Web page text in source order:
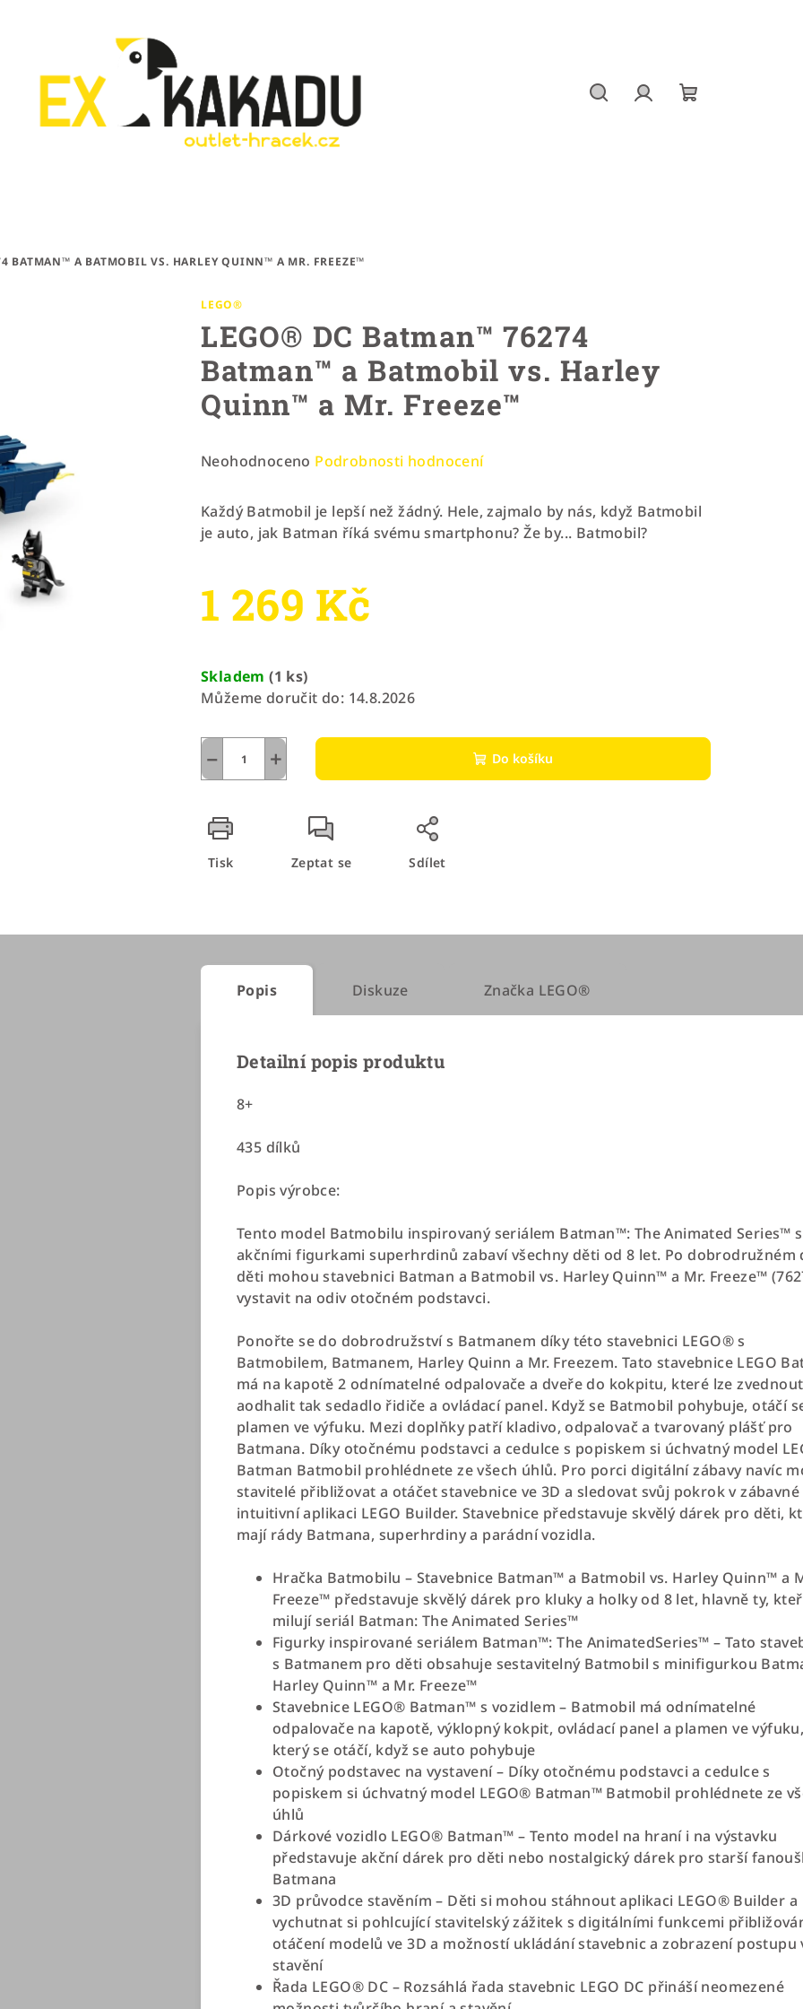
BATMAN™ A BATMOBIL VS. HARLEY QUINN™ A MR. FREEZE™
LEGO®
LEGO® DC Batman™ 76274
Batman™ a Batmobil vs. Harley
Quinn™ a Mr. Freeze™
Průměrné
produktu
je
0,0
5
hvězdiček.
Neohodnoceno Podrobnosti hodnocení
Každý Batmobil je lepší než žádný. Hele, zajmalo by nás, když Batmobil
je auto, jak Batman říká svému smartphonu? Že by... Batmobil?
1 269 Kč
cena:
Skladem(1 ks)
Můžeme doručit do: 14.8.2026
+
− Do košíku
Tisk Zeptat se Sdílet
Popis Diskuze Značka LEGO®
Detailní popis produktu
8+
435 dílků
Popis výrobce:
Tento model Batmobilu inspirovaný seriálem Batman™: The Animated Series™ s
akčními figurkami superhrdinů zabaví všechny děti od 8 let. Po dobrodružném
děti mohou stavebnici Batman a Batmobil vs. Harley Quinn™ a Mr. Freeze™
vystavit na odiv otočném podstavci.
Ponořte se do dobrodružství s Batmanem díky této stavebnici LEGO® s
Batmobilem, Batmanem, Harley Quinn a Mr. Freezem. Tato stavebnice LEGO
má na kapotě 2 odnímatelné odpalovače a dveře do kokpitu, které lze zvednout
aodhalit tak sedadlo řidiče a ovládací panel. Když se Batmobil pohybuje, otáčí
plamen ve výfuku. Mezi doplňky patří kladivo, odpalovač a tvarovaný plášť pro
Batmana. Díky otočnému podstavci a cedulce s popiskem si úchvatný model
Batman Batmobil prohlédnete ze všech úhlů. Pro porci digitální zábavy navíc
stavitelé přibližovat a otáčet stavebnice ve 3D a sledovat svůj pokrok v zábavné
intuitivní aplikaci LEGO Builder. Stavebnice představuje skvělý dárek pro děti,
mají rády Batmana, superhrdiny a parádní vozidla.
Hračka Batmobilu – Stavebnice Batman™ a Batmobil vs. Harley Quinn™ a
Freeze™ představuje skvělý dárek pro kluky a holky od 8 let, hlavně ty,
milují seriál Batman: The Animated Series™
Figurky inspirované seriálem Batman™: The AnimatedSeries™ – Tato
s Batmanem pro děti obsahuje sestavitelný Batmobil s minifigurkou
Harley Quinn™ a Mr. Freeze™
Stavebnice LEGO® Batman™ s vozidlem – Batmobil má odnímatelné
odpalovače na kapotě, výklopný kokpit, ovládací panel a plamen ve
který se otáčí, když se auto pohybuje
Otočný podstavec na vystavení – Díky otočnému podstavci a cedulce s
popiskem si úchvatný model LEGO® Batman™ Batmobil prohlédnete ze
úhlů
Dárkové vozidlo LEGO® Batman™ – Tento model na hraní i na výstavku
představuje akční dárek pro děti nebo nostalgický dárek pro starší
Batmana
3D průvodce stavěním – Děti si mohou stáhnout aplikaci LEGO® Builder a
vychutnat si pohlcující stavitelský zážitek s digitálními funkcemi
otáčení modelů ve 3D a možností ukládání stavebnic a zobrazení postupu
stavění
Řada LEGO® DC – Rozsáhlá řada stavebnic LEGO DC přináší neomezené